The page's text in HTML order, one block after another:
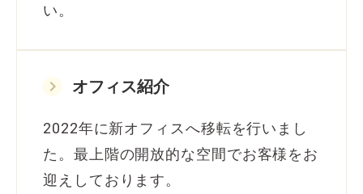
い。
keyboard_arrow_right オフィス紹介
2022年に新オフィスへ移転を行いまし
た。最上階の開放的な空間でお客様をお
迎えしております。